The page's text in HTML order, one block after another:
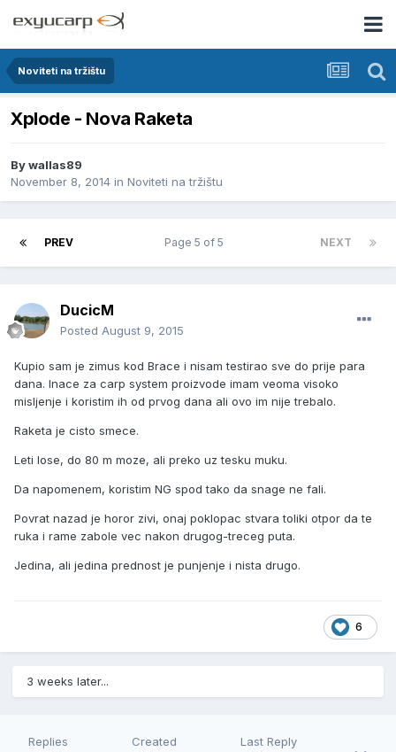
Noviteti na tržištu
Xplode - Nova Raketa
Bywallas89
November 8, 2014 in Noviteti na tržištu
PREV NEXT
Page 5 of 5
DucicM
Posted August 9, 2015
Kupio sam je zimus kod Brace i nisam testirao sve do prije para
dana. Inace za carp system proizvode imam veoma visoko
misljenje i koristim ih od prvog dana ali ovo im nije trebalo.
Raketa je cisto smece.
Leti lose, do 80 m moze, ali preko uz tesku muku.
Da napomenem, koristim NG spod tako da snage ne fali.
Povrat nazad je horor zivi, onaj poklopac stvara toliki otpor da te
ruka i rame zabole vec nakon drugog-treceg puta.
Jedina, ali jedina prednost je punjenje i nista drugo.
6
3 weeks later...
Replies Created Last Reply